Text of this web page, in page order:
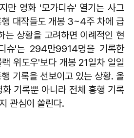
만 영화 '모가디슈' 열기는 사그
행 대작들도 개봉 3~4주 차에 급
는 상황을 고려하면 이례적인 현
슈'는 294만9914명을 기록한
위도우'보다 개봉 21일차 일일
기록을 선보이고 있는 상황. 올
기록뿐 아니라 전체 흥행 기록
관심이 쏠린다.